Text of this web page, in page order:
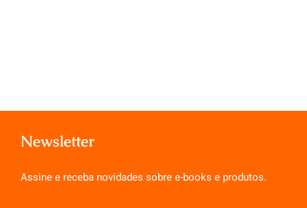
Newsletter
Assine e receba novidades sobre e-books e produtos.